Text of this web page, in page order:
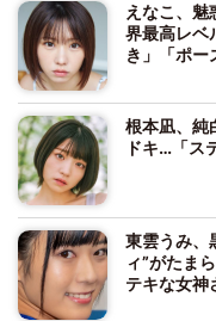
えなこ、魅
界最高レベ
き」「ポー
根本凪、純
ドキ…「ス
東雲うみ、
ィ”がたま
テキな女神